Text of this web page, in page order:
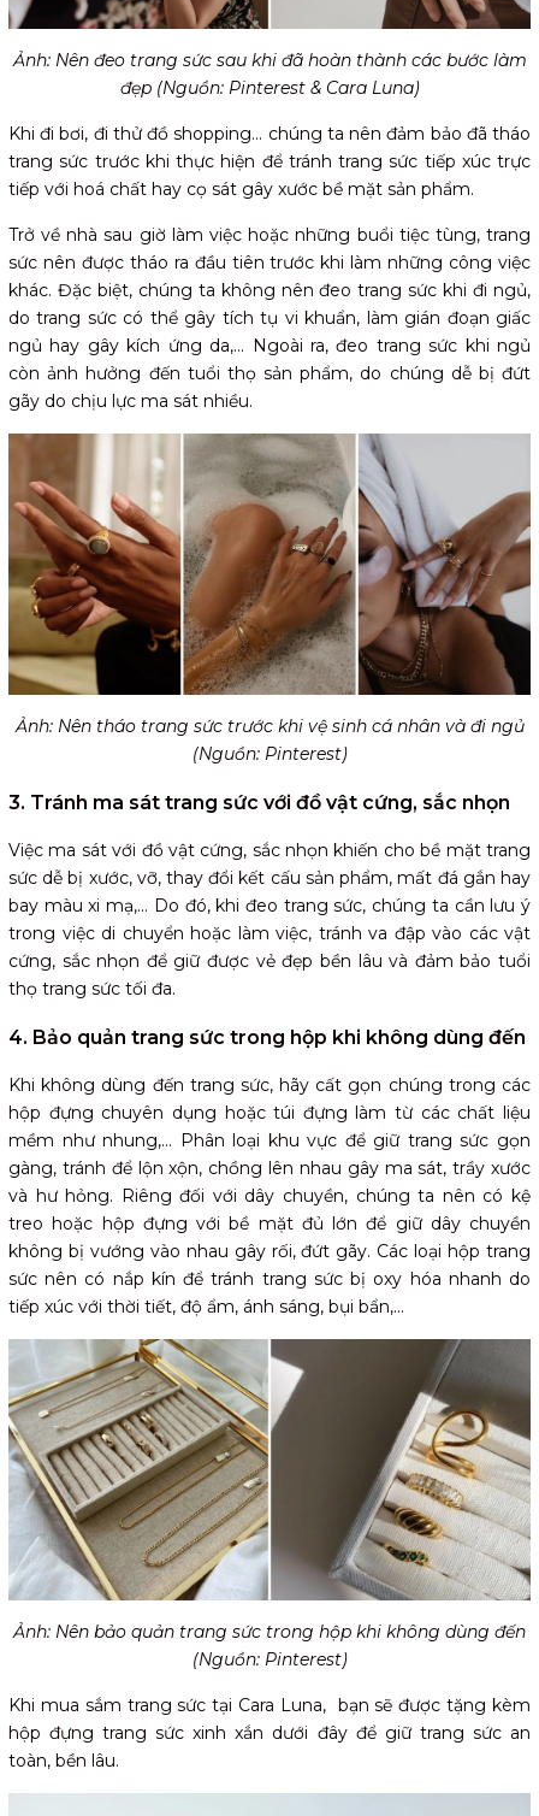
Ảnh: Nên đeo trang sức sau khi đã hoàn thành các bước làm
đẹp (Nguồn: Pinterest & Cara Luna)
Khi đi bơi, đi thử đồ shopping... chúng ta nên đảm bảo đã tháo
trang sức trước khi thực hiện để tránh trang sức tiếp xúc trực
tiếp với hoá chất hay cọ sát gây xước bề mặt sản phẩm.
Trở về nhà sau giờ làm việc hoặc những buổi tiệc tùng, trang
sức nên được tháo ra đầu tiên trước khi làm những công việc
khác. Đặc biệt, chúng ta không nên đeo trang sức khi đi ngủ,
do trang sức có thể gây tích tụ vi khuẩn, làm gián đoạn giấc
ngủ hay gây kích ứng da,... Ngoài ra, đeo trang sức khi ngủ
còn ảnh hưởng đến tuổi thọ sản phẩm, do chúng dễ bị đứt
gãy do chịu lực ma sát nhiều.
Ảnh: Nên tháo trang sức trước khi vệ sinh cá nhân và đi ngủ
(Nguồn: Pinterest)
3. Tránh ma sát trang sức với đồ vật cứng, sắc nhọn
Việc ma sát với đồ vật cứng, sắc nhọn khiến cho bề mặt trang
sức dễ bị xước, vỡ, thay đổi kết cấu sản phẩm, mất đá gắn hay
bay màu xi mạ,... Do đó, khi đeo trang sức, chúng ta cần lưu ý
trong việc di chuyển hoặc làm việc, tránh va đập vào các vật
cứng, sắc nhọn để giữ được vẻ đẹp bền lâu và đảm bảo tuổi
thọ trang sức tối đa.
4. Bảo quản trang sức trong hộp khi không dùng đến
Khi không dùng đến trang sức, hãy cất gọn chúng trong các
hộp đựng chuyên dụng hoặc túi đựng làm từ các chất liệu
mềm như nhung,... Phân loại khu vực để giữ trang sức gọn
gàng, tránh để lộn xộn, chồng lên nhau gây ma sát, trầy xước
và hư hỏng. Riêng đối với dây chuyền, chúng ta nên có kệ
treo hoặc hộp đựng với bề mặt đủ lớn để giữ dây chuyền
không bị vướng vào nhau gây rối, đứt gãy. Các loại hộp trang
sức nên có nắp kín để tránh trang sức bị oxy hóa nhanh do
tiếp xúc với thời tiết, độ ẩm, ánh sáng, bụi bẩn,...
Ảnh: Nên bảo quản trang sức trong hộp khi không dùng đến
(Nguồn: Pinterest)
Khi mua sắm trang sức tại Cara Luna, bạn sẽ được tặng kèm
hộp đựng trang sức xinh xắn dưới đây để giữ trang sức an
toàn, bền lâu.